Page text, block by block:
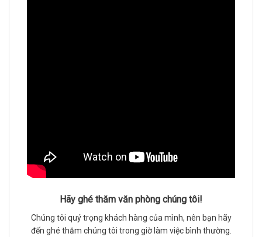
Hãy ghé thăm văn phòng chúng tôi!
Chúng tôi quý trọng khách hàng của mình, nên bạn hãy
đến ghé thăm chúng tôi trong giờ làm việc bình thường.